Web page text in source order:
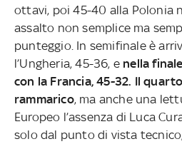
ottavi, poi 45-40 alla Polonia
assalto non semplice ma
punteggio. In semifinale è
l’Ungheria, 45-36, e nella
con la Francia, 45-32. Il
rammarico, ma anche una
Europeo l’assenza di Luca
solo dal punto di vista